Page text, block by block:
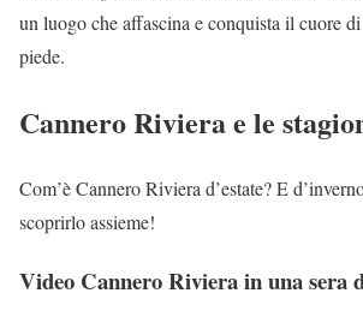
un luogo che affascina e conquista il cuore
piede.
Cannero Riviera e le
Com’è Cannero Riviera d’estate? E
scoprirlo assieme!
Video Cannero Riviera in una sera